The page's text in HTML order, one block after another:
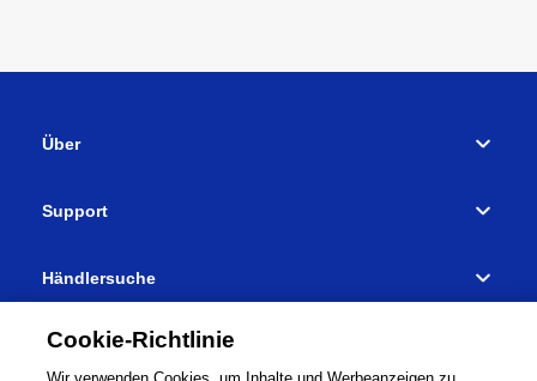
Über
Support
Händlersuche
Verbinden
Cookie-Richtlinie